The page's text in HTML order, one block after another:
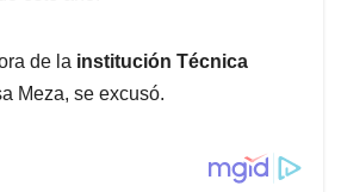
de la institución Técnica
Meza, se excusó.